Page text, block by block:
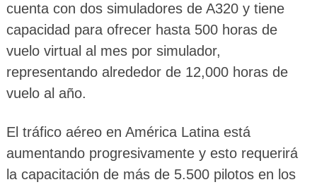
cuenta con dos simuladores de A320 y tiene
capacidad para ofrecer hasta 500 horas de
vuelo virtual al mes por simulador,
representando alrededor de 12,000 horas de
vuelo al año.
El tráfico aéreo en América Latina está
aumentando progresivamente y esto requerirá
la capacitación de más de 5.500 pilotos en los